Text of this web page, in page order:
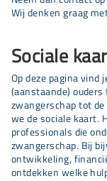
Wij denken graag
Sociale
Op deze pagina vind
(aanstaande)
zwangerschap tot
we de sociale kaart.
professionals die
zwangerschap. Bij
ontwikkeling,
ontdekken welke